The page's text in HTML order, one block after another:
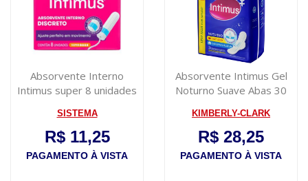
Absorvente Interno
Intimus super 8 unidades
SISTEMA
R$ 11,25
PAGAMENTO À VISTA
Absorvente Intimus Gel
Noturno Suave Abas 30
KIMBERLY-CLARK
R$ 28,25
PAGAMENTO À VISTA